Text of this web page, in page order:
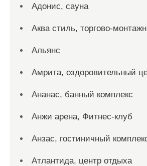
Адонис, сауна
Аква стиль, торгово-
Альянс
Амрита, оздоровительный
Ананас, банный комплекс
Анжи арена, Фитнес-клуб
Анзас, гостиничный
Атлантида, центр отдыха